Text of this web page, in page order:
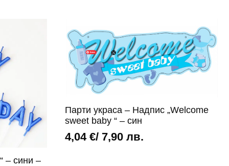
– сини –
Парти украса – Надпис „Welcome
sweet baby “ – син
4,04€/ 7,90 лв.